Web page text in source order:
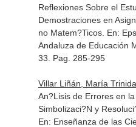
Reflexiones Sobre el
Demostraciones en
no Matem?Ticos. En:
Andaluza de Educación
33. Pag. 285-295
Villar Liñán, María
An?Lisis de Errores en
Simbolizaci?N y
En: Enseñanza de las